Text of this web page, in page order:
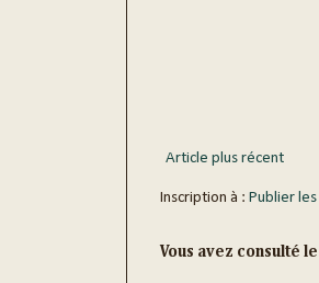
Article plus récent
Inscription à : Publier
Vous avez consulté